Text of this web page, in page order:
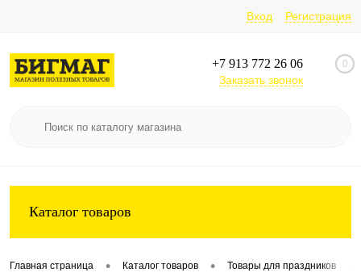
Вход Регистрация
+7 913 772 26 06
Заказать звонок
0
Каталог товаров
Главная страница • Каталог товаров • Товары для праздников